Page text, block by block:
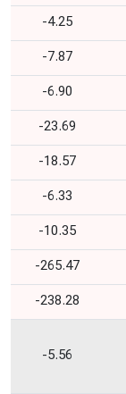
4.25-
7.87-
6.90-
23.69-
18.57-
6.33-
10.35-
265.47-
238.28-
5.56-